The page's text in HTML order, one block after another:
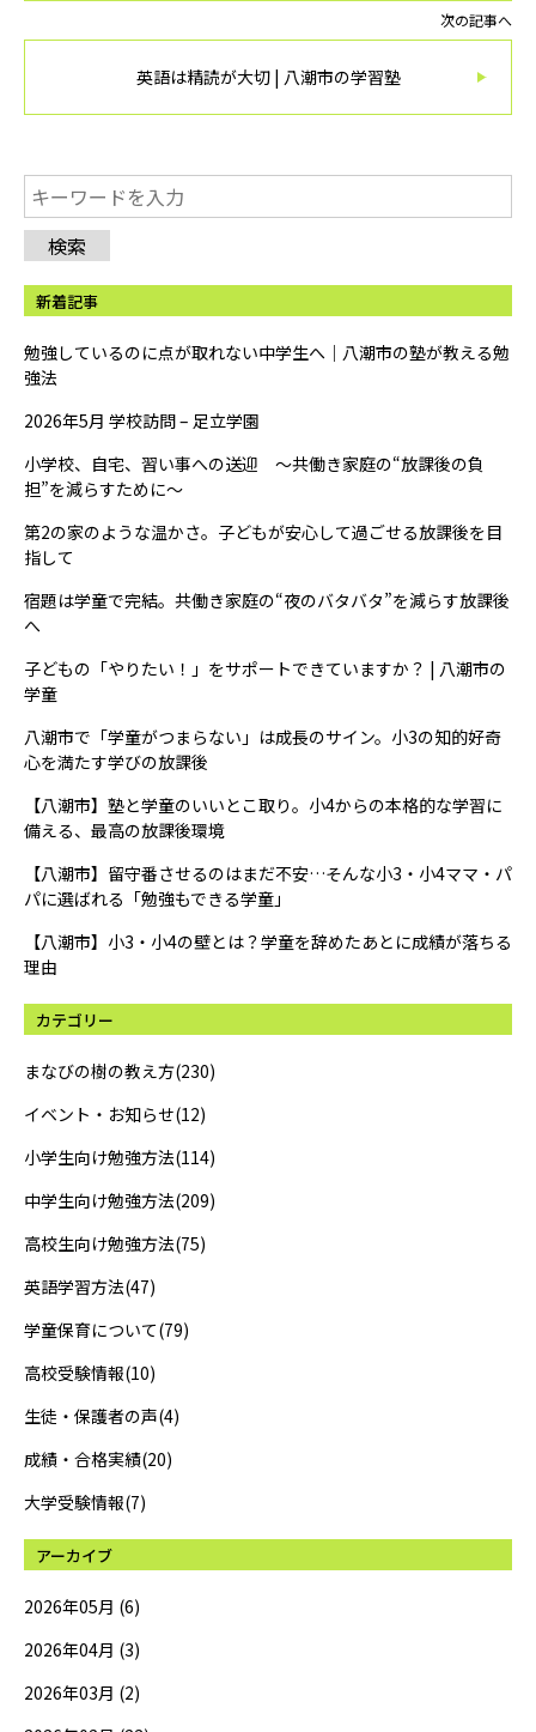
検索
新着記事
勉強しているのに点が取れない中学生へ｜八潮市の塾が教える勉
強法
2026年5月 学校訪問 – 足立学園
小学校、自宅、習い事への送迎 ～共働き家庭の“放課後の負
担”を減らすために～
第2の家のような温かさ。子どもが安心して過ごせる放課後を目
指して
宿題は学童で完結。共働き家庭の“夜のバタバタ”を減らす放課後
へ
子どもの「やりたい！」をサポートできていますか？ | 八潮市の
学童
八潮市で「学童がつまらない」は成長のサイン。小3の知的好奇
心を満たす学びの放課後
【八潮市】塾と学童のいいとこ取り。小4からの本格的な学習に
備える、最高の放課後環境
【八潮市】留守番させるのはまだ不安…そんな小3・小4ママ・パ
パに選ばれる「勉強もできる学童」
【八潮市】小3・小4の壁とは？学童を辞めたあとに成績が落ちる
理由
カテゴリー
まなびの樹の教え方(230)
イベント・お知らせ(12)
小学生向け勉強方法(114)
中学生向け勉強方法(209)
高校生向け勉強方法(75)
英語学習方法(47)
学童保育について(79)
高校受験情報(10)
生徒・保護者の声(4)
成績・合格実績(20)
大学受験情報(7)
アーカイブ
2026年05月 (6)
2026年04月 (3)
2026年03月 (2)
次の記事へ
英語は精読が大切 | 八潮市の学習塾